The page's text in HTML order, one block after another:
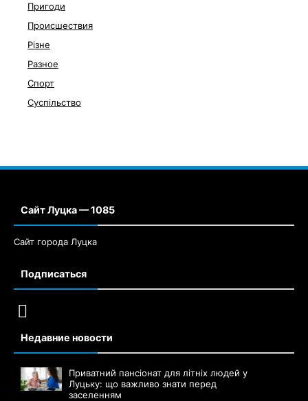
Пригоди
Происшествия
Різне
Разное
Спорт
Суспільство
Сайт Луцка — 1085
Сайт города Луцка
Подписаться
Недавние новости
Приватний пансіонат для літніх людей у
Луцьку: що важливо знати перед
заселенням